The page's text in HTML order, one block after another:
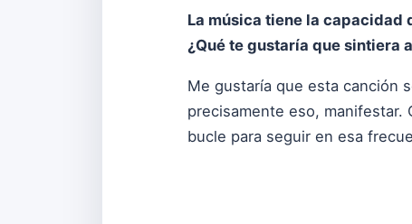
La música tiene la capacidad
¿Qué te gustaría que sintiera
Me gustaría que esta canción
precisamente eso,
bucle para seguir en esa